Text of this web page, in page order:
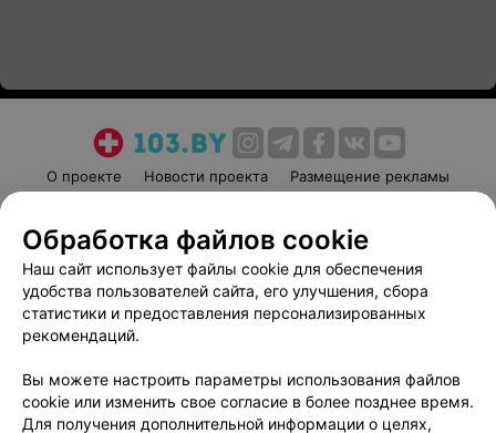
О проекте Новости проекта
Размещение рекламы
Пользовательское соглашение
Способы оплаты
Вакансии
Партнеры
Написать руководителю 103.by
Обработка персональных данных
Обработка файлов cookie
Наш сайт использует файлы cookie для обеспечения
удобства пользователей сайта, его улучшения, сбора
статистики и предоставления персонализированных
рекомендаций.
Вы можете настроить параметры использования файлов
cookie или изменить свое согласие в более позднее время.
Для получения дополнительной информации о целях,